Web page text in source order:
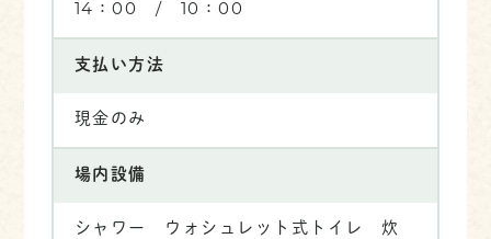
14：00 / 10：00
支払い方法
現金のみ
場内設備
シャワー ウォシュレット式トイレ 炊